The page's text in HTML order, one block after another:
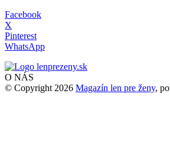
Facebook
X
Pinterest
WhatsApp
O NÁS
© Copyright 2026 Magazín len pre ženy,